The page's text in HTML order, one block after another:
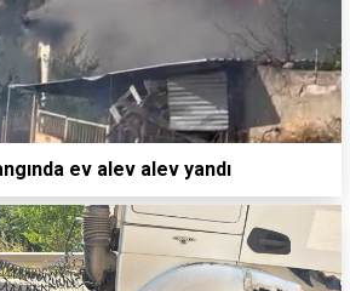
ev alev alev yandı